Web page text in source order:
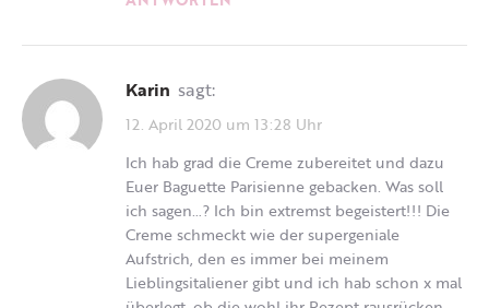
Karin sagt:
12. April 2020 um 13:28 Uhr
Ich hab grad die Creme zubereitet und dazu
Euer Baguette Parisienne gebacken. Was soll
ich sagen…? Ich bin extremst begeistert!!! Die
Creme schmeckt wie der supergeniale
Aufstrich, den es immer bei meinem
Lieblingsitaliener gibt und ich hab schon x mal